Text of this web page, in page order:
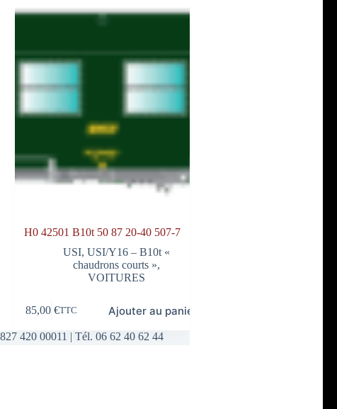
H0 42501 B10t 50 87 20-40 507-7
USI,USI/Y16 – B10t «
chaudrons courts »,
VOITURES
85,00€TTC Ajouter au panier
420 00011 | Tél. 06 62 40 62 44